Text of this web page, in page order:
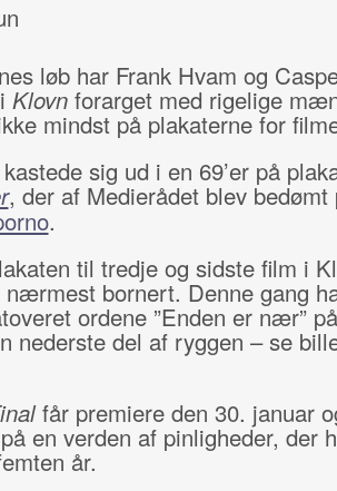
løb har Frank Hvam og
Klovnforarget med rigelige
mindst på plakaterne for
sig ud i en 69’er på
, der af Medierådet blev bedømt
.
til tredje og sidste film i
bornert. Denne gang
ordene ”Enden er nær”
nederste del af ryggen – se
får premiere den 30. januar
en verden af pinligheder, der
år.